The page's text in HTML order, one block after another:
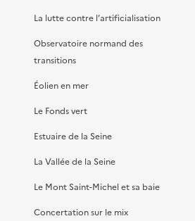
La lutte contre l’artificialisation
Observatoire normand des
transitions
Éolien en mer
Le Fonds vert
Estuaire de la Seine
La Vallée de la Seine
Le Mont Saint-Michel et sa baie
Concertation sur le mix